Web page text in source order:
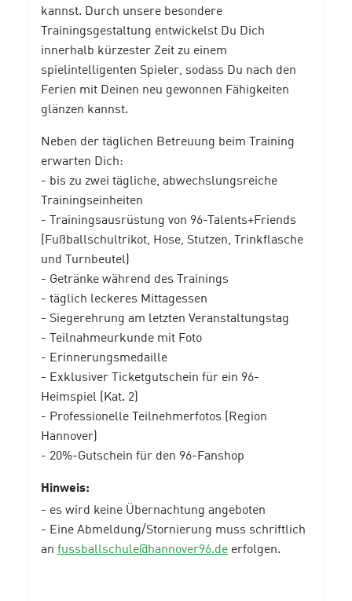
kannst. Durch unsere besondere
Trainingsgestaltung entwickelst Du Dich
innerhalb kürzester Zeit zu einem
spielintelligenten Spieler, sodass Du nach den
Ferien mit Deinen neu gewonnen Fähigkeiten
glänzen kannst.
Neben der täglichen Betreuung beim Training
erwarten Dich:
- bis zu zwei tägliche, abwechslungsreiche
Trainingseinheiten
- Trainingsausrüstung von 96-Talents+Friends
(Fußballschultrikot, Hose, Stutzen, Trinkflasche
und Turnbeutel)
- Getränke während des Trainings
- täglich leckeres Mittagessen
- Siegerehrung am letzten Veranstaltungstag
- Teilnahmeurkunde mit Foto
- Erinnerungsmedaille
- Exklusiver Ticketgutschein für ein 96-
Heimspiel (Kat. 2)
- Professionelle Teilnehmerfotos (Region
Hannover)
- 20%-Gutschein für den 96-Fanshop
Hinweis:
- es wird keine Übernachtung angeboten
- Eine Abmeldung/Stornierung muss schriftlich
an fussballschule@hannover96.de erfolgen.